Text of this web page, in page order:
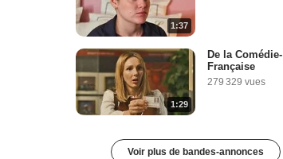
1:37
1:29
De la Comédie-
Française
279 329 vues
Voir plus de bandes-annonces